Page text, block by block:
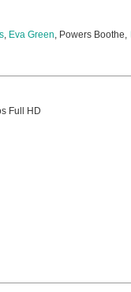
, Eva Green, Powers Boothe,
Full HD